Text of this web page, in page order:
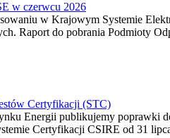
w czerwcu 2026
w Krajowym Systemie
Raport do pobrania Podmioty
Certyfikacji (STC)
Energii publikujemy poprawki
Certyfikacji CSIRE od 31